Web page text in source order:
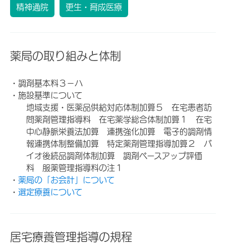
精神通院 更生・育成医療
薬局の取り組みと体制
・調剤基本料３－ハ
・施設基準について
地域支援・医薬品供給対応体制加算５ 在宅患者訪
問薬剤管理指導料 在宅薬学総合体制加算１ 在宅
中心静脈栄養法加算 連携強化加算 電子的調剤情
報連携体制整備加算 特定薬剤管理指導加算２ バ
イオ後続品調剤体制加算 調剤ベースアップ評価
料 服薬管理指導料の注１
・ 薬局の「お会計」について
・ 選定療養について
居宅療養管理指導の規程